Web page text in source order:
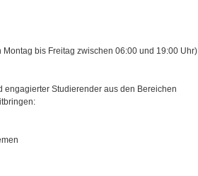
bis Freitag zwischen 06:00 und 19:00 Uhr)
Studierender aus den Bereichen